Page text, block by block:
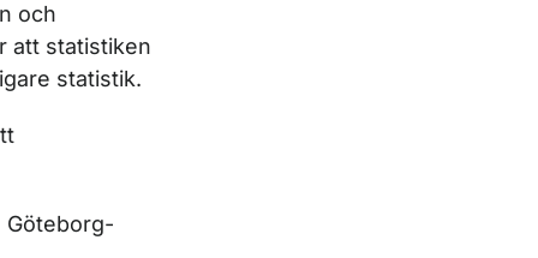
och
att statistiken
statistik.
Göteborg-